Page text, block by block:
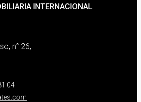
INTERNACIONAL
n° 26,
04